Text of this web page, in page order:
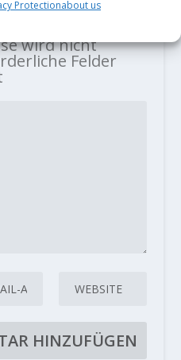
Protectionabout us
wird nicht
Felder